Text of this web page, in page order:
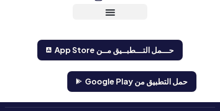
حـــمل التـــطبــيق مــن ‏App Store‏
حمل التطبيق من Google Play